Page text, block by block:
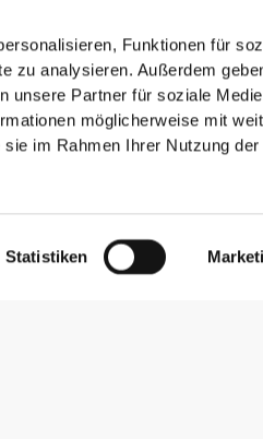
Funktionen für
zu analysieren. Außerdem
unsere Partner für soziale
möglicherweise mit
im Rahmen Ihrer Nutzung
Statistiken